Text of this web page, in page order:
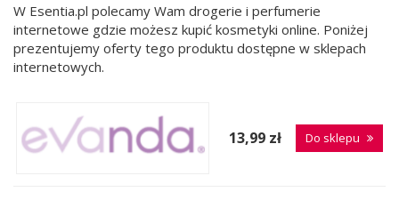
W Esentia.pl polecamy Wam drogerie i perfumerie
internetowe gdzie możesz kupić kosmetyki online. Poniżej
prezentujemy oferty tego produktu dostępne w sklepach
internetowych.
13,99 zł Do sklepu